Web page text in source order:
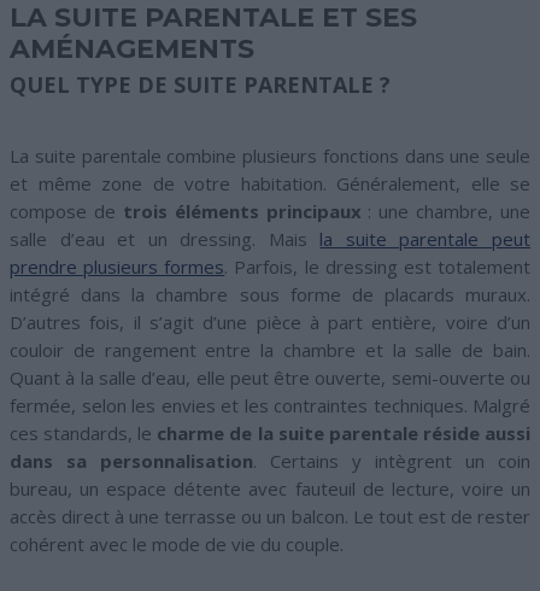
LA SUITE PARENTALE ET SES
AMÉNAGEMENTS
QUEL TYPE DE SUITE PARENTALE ?
La suite parentale combine plusieurs fonctions dans une seule
et même zone de votre habitation. Généralement, elle se
compose de trois éléments principaux : une chambre, une
salle d’eau et un dressing. Mais la suite parentale peut
prendre plusieurs formes. Parfois, le dressing est totalement
intégré dans la chambre sous forme de placards muraux.
D’autres fois, il s’agit d’une pièce à part entière, voire d’un
couloir de rangement entre la chambre et la salle de bain.
Quant à la salle d’eau, elle peut être ouverte, semi-ouverte ou
fermée, selon les envies et les contraintes techniques. Malgré
ces standards, le charme de la suite parentale réside aussi
dans sa personnalisation. Certains y intègrent un coin
bureau, un espace détente avec fauteuil de lecture, voire un
accès direct à une terrasse ou un balcon. Le tout est de rester
cohérent avec le mode de vie du couple.